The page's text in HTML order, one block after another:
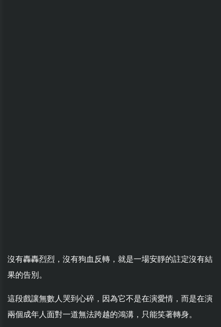
沒有轟轟烈烈，沒有狗血反轉，就是一場安靜的註定沒有結
果的告別。
這段戲讓無數人哭到心碎，因為它不是在演愛情，而是在演
兩個成年人面對一道無法跨越的鴻溝，只能笑著轉身。